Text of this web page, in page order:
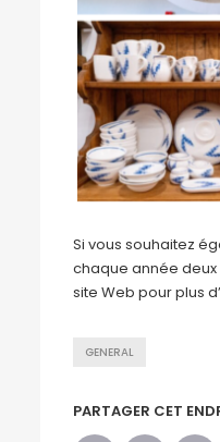
Si vous souhaitez
chaque année
site Web pour plus
GENERAL
PARTAGER CET